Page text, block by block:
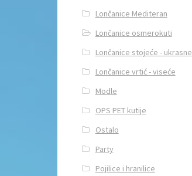
Lončanice Mediteran
Lončanice osmerokuti
Lončanice stojeće - ukrasne
Lončanice vrtić - viseće
Modle
OPS PET kutije
Ostalo
Party
Pojilice i hranilice